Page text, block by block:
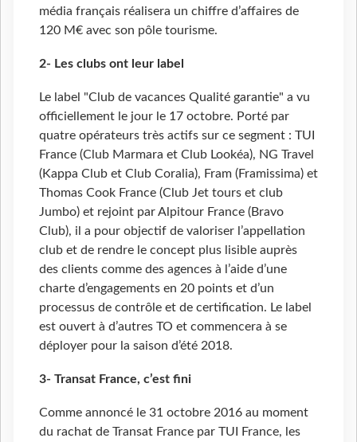
média français réalisera un chiffre d’affaires de
120 M€ avec son pôle tourisme.
2- Les clubs ont leur label
Le label "Club de vacances Qualité garantie" a vu
officiellement le jour le 17 octobre. Porté par
quatre opérateurs très actifs sur ce segment : TUI
France (Club Marmara et Club Lookéa), NG Travel
(Kappa Club et Club Coralia), Fram (Framissima) et
Thomas Cook France (Club Jet tours et club
Jumbo) et rejoint par Alpitour France (Bravo
Club), il a pour objectif de valoriser l’appellation
club et de rendre le concept plus lisible auprès
des clients comme des agences à l’aide d’une
charte d’engagements en 20 points et d’un
processus de contrôle et de certification. Le label
est ouvert à d’autres TO et commencera à se
déployer pour la saison d’été 2018.
3- Transat France, c’est fini
Comme annoncé le 31 octobre 2016 au moment
du rachat de Transat France par TUI France, les